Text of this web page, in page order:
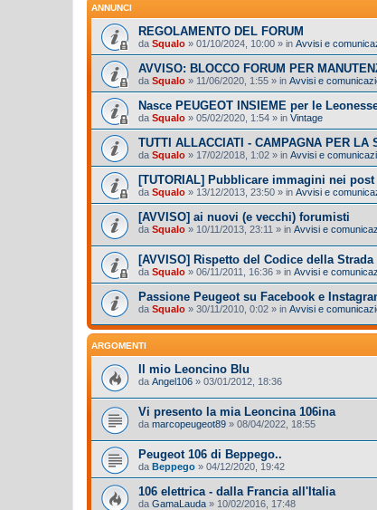
ANNUNCI
REGOLAMENTO DEL FORUM
da Squalo » 01/10/2024, 10:00 » in Avvisi e
AVVISO: BLOCCO FORUM PER
da Squalo » 11/06/2020, 1:55 » in Avvisi e
Nasce PEUGEOT INSIEME per le
da Squalo » 05/02/2020, 1:54 » in Vintage
TUTTI ALLACCIATI - CAMPAGNA PER LA
da Squalo » 17/02/2018, 1:02 » in Avvisi e
[TUTORIAL] Pubblicare immagini nei post
da Squalo » 13/12/2013, 23:50 » in Avvisi e
[AVVISO] ai nuovi (e vecchi) forumisti
da Squalo » 10/11/2013, 23:11 » in Avvisi e
[AVVISO] Rispetto del Codice della Strada
da Squalo » 06/11/2011, 16:36 » in Avvisi e
Passione Peugeot su Facebook e
da Squalo » 30/11/2010, 0:02 » in Avvisi e
ARGOMENTI
Il mio Leoncino Blu
da Angel106 » 03/01/2012, 18:36
Vi presento la mia Leoncina 106ina
da marcopeugeot89 » 08/04/2022, 18:55
Peugeot 106 di Beppego..
da Beppego » 04/12/2020, 19:42
106 elettrica - dalla Francia all'Italia
da GamaLauda » 10/02/2016, 17:48